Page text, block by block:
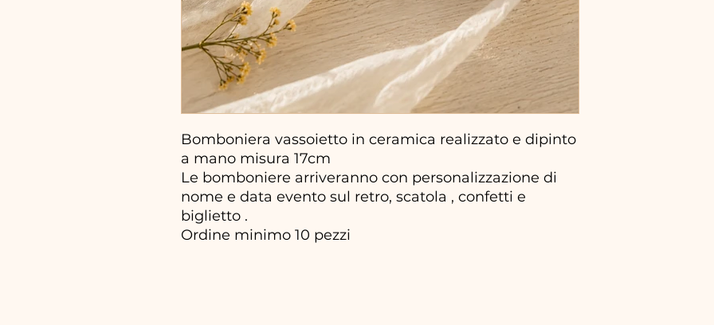
Bomboniera vassoietto in ceramica realizzato e dipinto
a mano misura 17cm
Le bomboniere arriveranno con personalizzazione di
nome e data evento sul retro, scatola , confetti e
biglietto .
Ordine minimo 10 pezzi